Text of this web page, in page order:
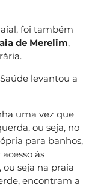
foi também
de Merelim,
levantou a
uma vez que
ou seja, no
para banhos,
às
seja na praia
encontram a